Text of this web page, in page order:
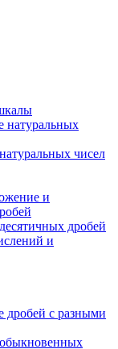
натуральных
чисел
и
дробей
и
дробей с разными